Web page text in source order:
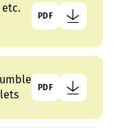
PDF
PDF